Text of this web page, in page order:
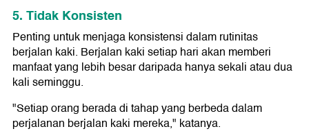
5. Tidak Konsisten
Penting untuk menjaga konsistensi dalam rutinitas
berjalan kaki. Berjalan kaki setiap hari akan memberi
manfaat yang lebih besar daripada hanya sekali atau dua
kali seminggu.
"Setiap orang berada di tahap yang berbeda dalam
perjalanan berjalan kaki mereka," katanya.